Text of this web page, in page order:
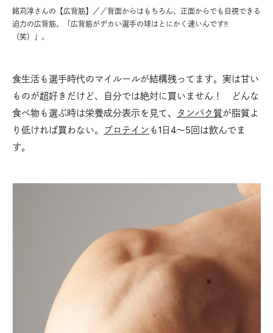
銘苅淳さんの【広背筋】／／背面からはもちろん、正面からでも目視できる
迫力の広背筋。「広背筋がデカい選手の球はとにかく速いんです!!
（笑）」。
食生活も選手時代のマイルールが結構残ってます。実は甘い
ものが超好きだけど、自分では絶対に買いません！ どんな
食べ物も選ぶ時は栄養成分表示を見て、
タンパク質が脂質よ
り低ければ買わない。
プロテイン も1日4〜5回は飲んでま
す。